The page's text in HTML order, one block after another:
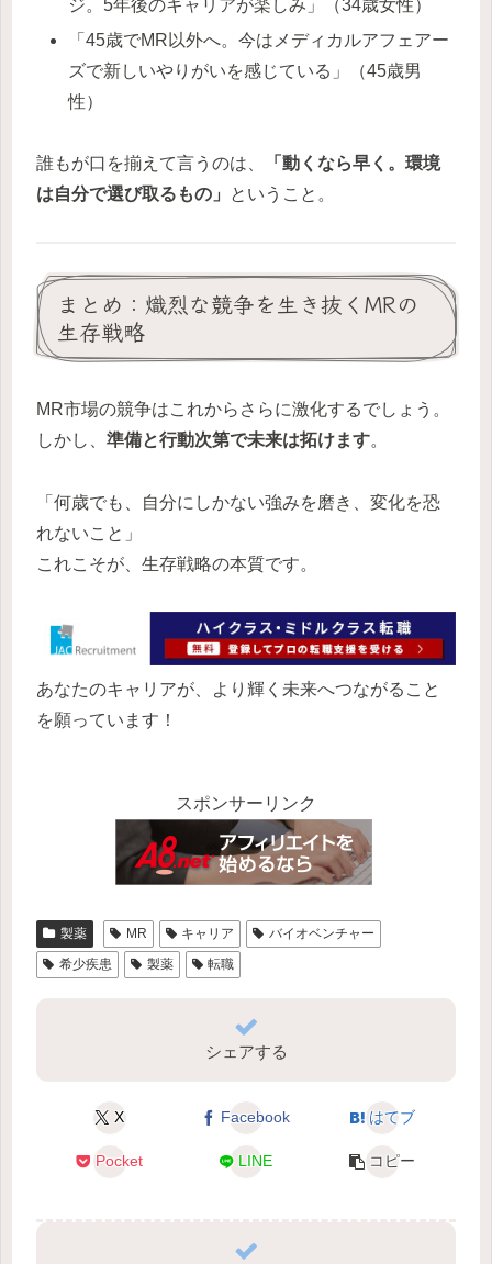
ジ。5年後のキャリアが楽しみ」（34歳女性）
「45歳でMR以外へ。今はメディカルアフェアー
ズで新しいやりがいを感じている」（45歳男
性）
誰もが口を揃えて言うのは、
「動くなら早く。環境
は自分で選び取るもの」
ということ。
まとめ：熾烈な競争を生き抜くMRの
生存戦略
MR市場の競争はこれからさらに激化するでしょう。
しかし、 準備と行動次第で未来は拓けます。
「何歳でも、自分にしかない強みを磨き、変化を恐
れないこと」
これこそが、生存戦略の本質です。
あなたのキャリアが、より輝く未来へつながること
を願っています！
スポンサーリンク
製薬 MR キャリア
バイオベンチャー
希少疾患
製薬 転職
シェアする
X Facebook はてブ
Pocket LINE コピー